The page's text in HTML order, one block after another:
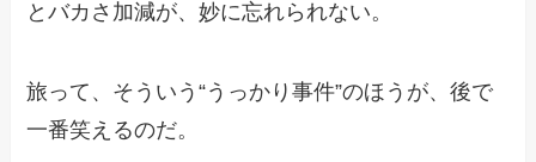
とバカさ加減が、妙に忘れられない。
旅って、そういう“うっかり事件”のほうが、後で
一番笑えるのだ。